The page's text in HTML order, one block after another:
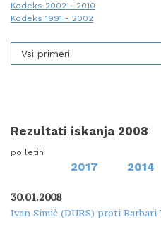
Kodeks 2002 - 2010
Kodeks 1991 - 2002
Vsi primeri
Rezultati iskanja 2008
po letih
2017 2014
30.01.2008
Ivan Simič (DURS) proti